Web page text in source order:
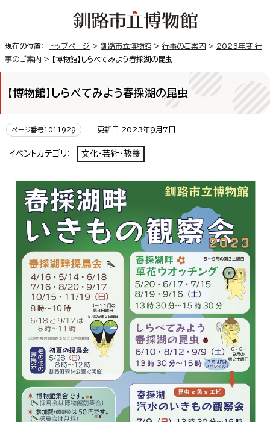
現在の位置： トップページ > 釧路市立博物館 > 行事のご案内 > 2023年度 行
事のご案内 > 【博物館】しらべてみよう春採湖の昆虫
【博物館】しらべてみよう春採湖の昆虫
ページ番号1011929 更新日 2023年9月7日
イベントカテゴリ： 文化・芸術・教養